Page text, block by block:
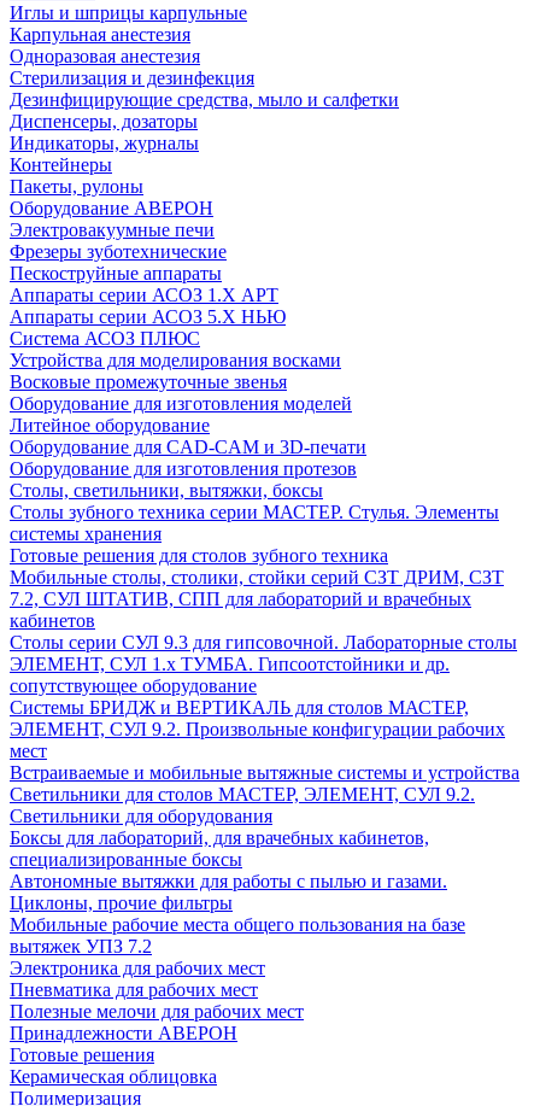
Иглы и шприцы карпульные
Карпульная анестезия
Одноразовая анестезия
Стерилизация и дезинфекция
Дезинфицирующие средства, мыло и салфетки
Диспенсеры, дозаторы
Индикаторы, журналы
Контейнеры
Пакеты, рулоны
Оборудование АВЕРОН
Электровакуумные печи
Фрезеры зуботехнические
Пескоструйные аппараты
Аппараты серии АСОЗ 1.Х АРТ
Аппараты серии АСОЗ 5.Х НЬЮ
Система АСОЗ ПЛЮС
Устройства для моделирования восками
Восковые промежуточные звенья
Оборудование для изготовления моделей
Литейное оборудование
Оборудование для CAD-CAM и 3D-печати
Оборудование для изготовления протезов
Cтолы, светильники, вытяжки, боксы
Столы зубного техника серии МАСТЕР. Стулья. Элементы
системы хранения
Готовые решения для столов зубного техника
Мобильные столы, столики, стойки серий СЗТ ДРИМ, СЗТ
7.2, СУЛ ШТАТИВ, СПП для лабораторий и врачебных
кабинетов
Столы серии СУЛ 9.3 для гипсовочной. Лабораторные столы
ЭЛЕМЕНТ, СУЛ 1.х ТУМБА. Гипсоотстойники и др.
сопутствующее оборудование
Системы БРИДЖ и ВЕРТИКАЛЬ для столов МАСТЕР,
ЭЛЕМЕНТ, СУЛ 9.2. Произвольные конфигурации рабочих
мест
Встраиваемые и мобильные вытяжные системы и устройства
Светильники для столов МАСТЕР, ЭЛЕМЕНТ, СУЛ 9.2.
Светильники для оборудования
Боксы для лабораторий, для врачебных кабинетов,
специализированные боксы
Автономные вытяжки для работы с пылью и газами.
Циклоны, прочие фильтры
Мобильные рабочие места общего пользования на базе
вытяжек УПЗ 7.2
Электроника для рабочих мест
Пневматика для рабочих мест
Полезные мелочи для рабочих мест
Принадлежности АВЕРОН
Готовые решения
Керамическая облицовка
Полимеризация